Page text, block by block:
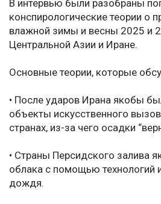
В интервью были разобраны
конспирологические теории о
влажной зимы и весны 2025 и
Центральной Азии и Иране.
Основные теории, которые
• После ударов Ирана якобы
объекты искусственного
странах, из-за чего осадки
• Страны Персидского залива
облака с помощью технологий
дождя.